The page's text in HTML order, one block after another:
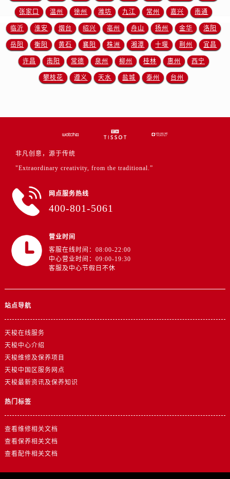
山东省莱芜市文化南路8号银座商城名表维修一楼名表维修售后服务中心（需提前预约）
山东省临沂市兰山区解放路售后服务中心（需提前预约）
山东省日照市东港区烟台路售后服务中心（需提前预约）
山东省泰安市泰山区财源街道泰山大街售后服务中心（需提前预约）
山东省威海市环翠区新威海路89号振华商厦一楼名表维修售后服务中心（需提前预约）
张家口 温州 徐州 潍坊 九江 常州 嘉兴 南通
临沂 淮安 烟台 绍兴 亳州 舟山 扬州 金华 洛阳
岳阳 衡阳 黄石 襄阳 株洲 湘潭 十堰 荆州 宜昌
许昌 南阳 常德 泉州 柳州 桂林 惠州 西宁
攀枝花 遵义 天水 盐城 泰州 台州
非凡创意，源于传统
"Extraordinary creativity, from the traditional.”
网点服务热线
400-801-5061
营业时间
客服在线时间：08:00-22:00
中心营业时间：09:00-19:30
客服及中心节假日不休
站点导航
天梭在线服务
天梭中心介绍
天梭维修及保养项目
天梭中国区服务网点
天梭最新资讯及保养知识
热门标签
查看维修相关文档
查看保养相关文档
查看配件相关文档